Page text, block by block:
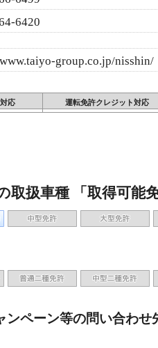
6420
group.co.jp/nisshin/
応 運転免許クレジット対応
取扱車種 「取得可能
ンペーン等の問い合わせ